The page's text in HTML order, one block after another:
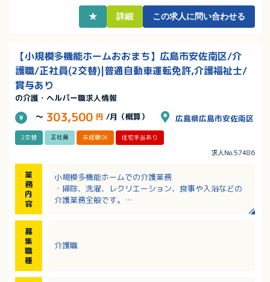
おすすめです
★ 詳細 この求人に問い合わせる
【小規模多機能ホームおおまち】広島市安佐南区/介
護職/正社員(2交替)|普通自動車運転免許,介護福祉士/
賞与あり
の介護・ヘルパー職求人情報
～ 303,500 円 /月（概算） 広島県広島市安佐南区
2交替 正社員 未経験OK 住宅手当あり
求人No.57486
業
務
内
容
小規模多機能ホームでの介護業務
・掃除、洗濯、レクリエーション、食事や入浴などの
介護業務全般です。
※お子様の学校行事などは配慮いたします
募
集
職
種
介護職